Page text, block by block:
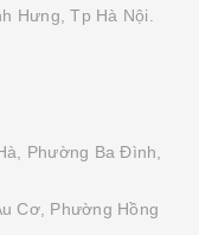
Hưng, Tp Hà Nội.
Phường Ba Đình,
Cơ, Phường Hồng